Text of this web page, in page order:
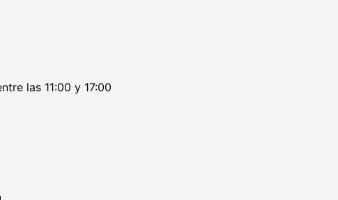
las 11:00 y 17:00